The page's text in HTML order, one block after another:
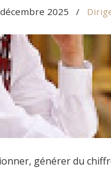
2025 /
générer du